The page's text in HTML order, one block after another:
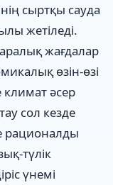
сыртқы сауда
жетіледі.
жағдалар
өзін-өзі
климат әсер
сол кезде
рационалды
түлік
үнемі